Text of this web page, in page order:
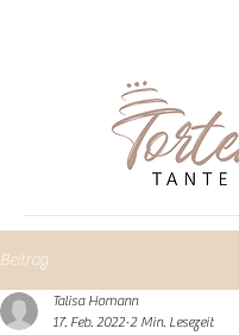
Beitrag
Talisa Homann
17. Feb. 2022 2 Min. Lesezeit